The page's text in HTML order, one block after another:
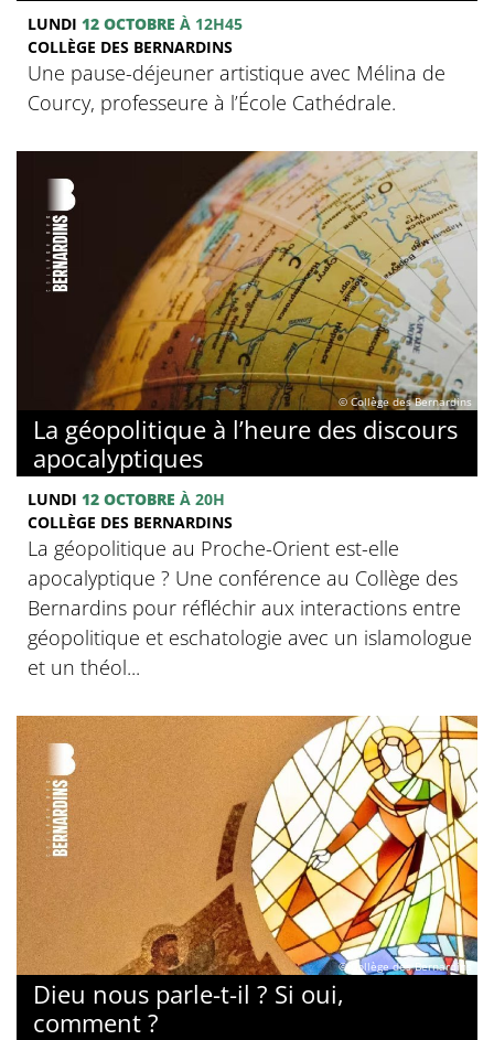
LUNDI 12 OCTOBRE À 12H45
COLLÈGE DES BERNARDINS
Une pause-déjeuner artistique avec Mélina de
Courcy, professeure à l’École Cathédrale.
© Collège des Bernardins
La géopolitique à l’heure des discours
apocalyptiques
LUNDI 12 OCTOBRE À 20H
COLLÈGE DES BERNARDINS
La géopolitique au Proche-Orient est-elle
apocalyptique ? Une conférence au Collège des
Bernardins pour réfléchir aux interactions entre
géopolitique et eschatologie avec un islamologue
et un théol...
© Collège des Bernardins
Dieu nous parle-t-il ? Si oui,
comment ?